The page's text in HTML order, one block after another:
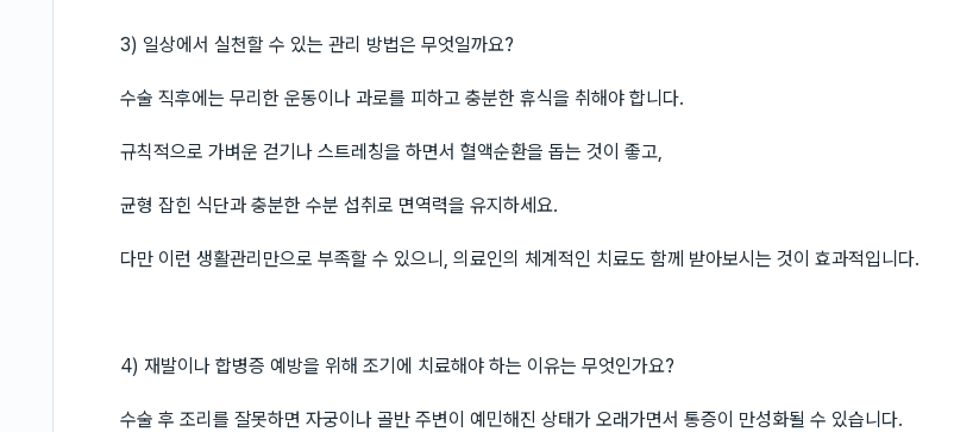
3) 일상에서 실천할 수 있는 관리 방법은 무엇일까요?
수술 직후에는 무리한 운동이나 과로를 피하고 충분한 휴식을 취해야 합니다.
규칙적으로 가벼운 걷기나 스트레칭을 하면서 혈액순환을 돕는 것이 좋고,
균형 잡힌 식단과 충분한 수분 섭취로 면역력을 유지하세요.
다만 이런 생활관리만으로 부족할 수 있으니, 의료인의 체계적인 치료도 함께 받아보시는 것이 효과적입니다.
4) 재발이나 합병증 예방을 위해 조기에 치료해야 하는 이유는 무엇인가요?
수술 후 조리를 잘못하면 자궁이나 골반 주변이 예민해진 상태가 오래가면서 통증이 만성화될 수 있습니다.